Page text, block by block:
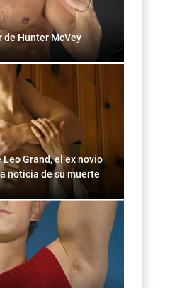
de Hunter McVey
Grand, el ex novio
noticia de su muerte